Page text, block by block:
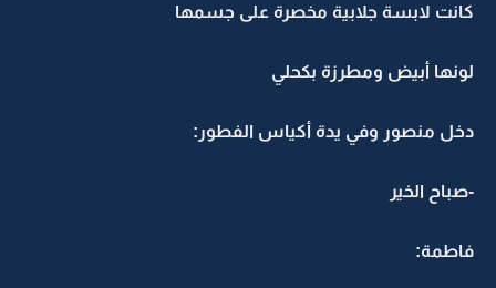
كانت لابسة جلابية مخصرة على جسمها
لونها أبيض ومطرزة بكحلي
دخل منصور وفي يدة أكياس الفطور:
-صباح الخير
فاطمة: